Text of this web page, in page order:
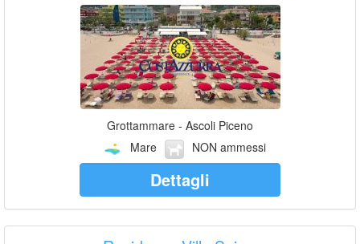
Grottammare - Ascoli Piceno
Mare
NON ammessi
Dettagli